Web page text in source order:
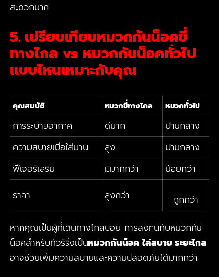
สะดวกมาก
5. เปรียบเทียบหมวกกันน็อคขี่
ทางไกล vs หมวกกันน็อคทั่วไป
แบบไหนเหมาะกับคุณ
คุณสมบัติ หมวกขี่ทางไกล หมวกทั่วไป
การระบายอากาศ ดีมาก
ปานกลาง
ความสบายเมื่อใส่นาน
สูง
ปานกลาง
ฟีเจอร์เสริม
มีมากกว่า
น้อยกว่า
ราคา
สูงกว่า ถูกกว่า
หากคุณเป็นผู้ที่เดินทางไกลบ่อย การลงทุนกับหมวกกัน
น็อคสำหรับทัวร์ริ่งเป็นหมวกกันน็อค ใส่สบาย ระยะไกล
อาจช่วยเพิ่มความสบายและความปลอดภัยได้มากกว่า